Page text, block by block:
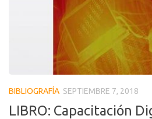
BIBLIOGRAFÍA SEPTIEMBRE 7, 2018
LIBRO: Capacitación